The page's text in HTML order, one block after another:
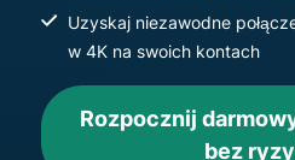
Uzyskaj niezawodne
w 4K na swoich kontach
Rozpocznij
bez